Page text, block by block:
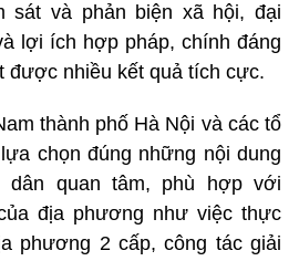
sát và phản biện xã hội, đại
lợi ích hợp pháp, chính đáng
được nhiều kết quả tích cực.
thành phố Hà Nội và các tổ
chọn đúng những nội dung
dân quan tâm, phù hợp với
địa phương như việc thực
phương 2 cấp, công tác giải